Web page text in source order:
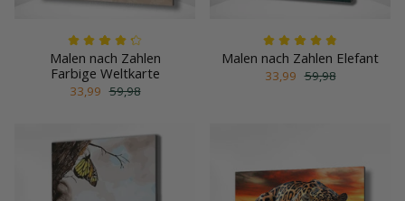
Malen nach Zahlen
Farbige Weltkarte
33,99 59,98
Malen nach Zahlen Elefant
33,99 59,98